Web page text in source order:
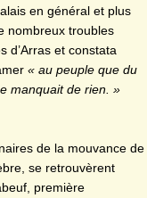
en général et plus
nombreux troubles
d’Arras et constata
« au peuple que du
manquait de rien. »
de la mouvance de
se retrouvèrent
première